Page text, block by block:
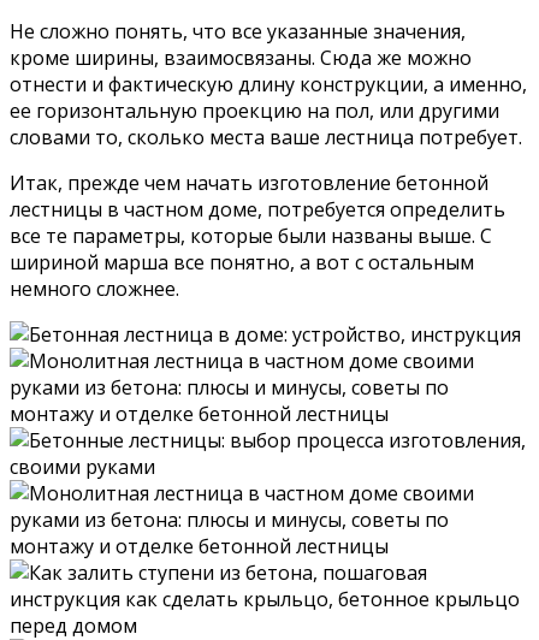
Не сложно понять, что все указанные значения,
кроме ширины, взаимосвязаны. Сюда же можно
отнести и фактическую длину конструкции, а именно,
ее горизонтальную проекцию на пол, или другими
словами то, сколько места ваше лестница потребует.
Итак, прежде чем начать изготовление бетонной
лестницы в частном доме, потребуется определить
все те параметры, которые были названы выше. С
шириной марша все понятно, а вот с остальным
немного сложнее.